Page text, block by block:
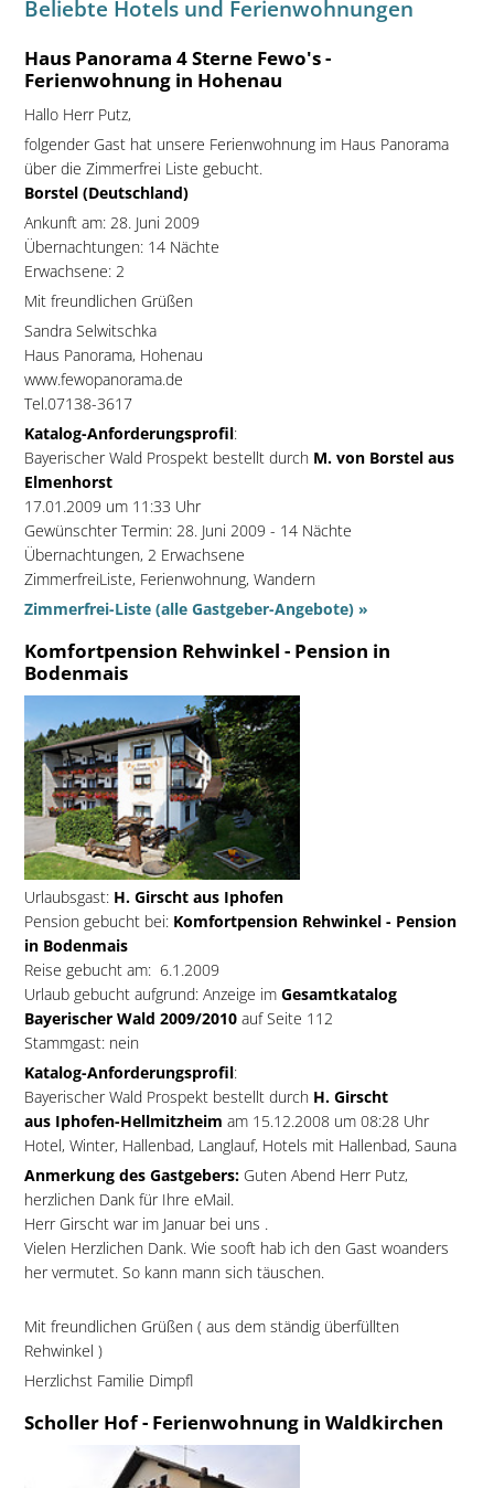
Beliebte Hotels und Ferienwohnungen
Haus Panorama 4 Sterne Fewo's -
Ferienwohnung in Hohenau
Hallo Herr Putz,
folgender Gast hat unsere Ferienwohnung im Haus Panorama
über die Zimmerfrei Liste gebucht.
Borstel (Deutschland)
Ankunft am: 28. Juni 2009
Übernachtungen: 14 Nächte
Erwachsene: 2
Mit freundlichen Grüßen
Sandra Selwitschka
Haus Panorama, Hohenau
www.fewopanorama.de
Tel.07138-3617
Katalog-Anforderungsprofil:
Bayerischer Wald Prospekt bestellt durch M. von Borstel aus
Elmenhorst
17.01.2009 um 11:33 Uhr
Gewünschter Termin: 28. Juni 2009 - 14 Nächte
Übernachtungen, 2 Erwachsene
ZimmerfreiListe, Ferienwohnung, Wandern
Zimmerfrei-Liste (alle Gastgeber-Angebote) »
Komfortpension Rehwinkel - Pension in
Bodenmais
Urlaubsgast:H. Girscht aus Iphofen
Pension gebucht bei:Komfortpension Rehwinkel - Pension
in Bodenmais
Reise gebucht am: 6.1.2009
Urlaub gebucht aufgrund: Anzeige im Gesamtkatalog
Bayerischer Wald 2009/2010auf Seite 112
Stammgast: nein
Katalog-Anforderungsprofil:
Bayerischer Wald Prospekt bestellt durch H. Girscht
aus Iphofen-Hellmitzheim am 15.12.2008 um 08:28 Uhr
Hotel, Winter, Hallenbad, Langlauf, Hotels mit Hallenbad, Sauna
Anmerkung des Gastgebers: Guten Abend Herr Putz,
herzlichen Dank für Ihre eMail.
Herr Girscht war im Januar bei uns .
Vielen Herzlichen Dank. Wie sooft hab ich den Gast woanders
her vermutet. So kann mann sich täuschen.
Mit freundlichen Grüßen ( aus dem ständig überfüllten
Rehwinkel )
Herzlichst Familie Dimpfl
Scholler Hof - Ferienwohnung in Waldkirchen